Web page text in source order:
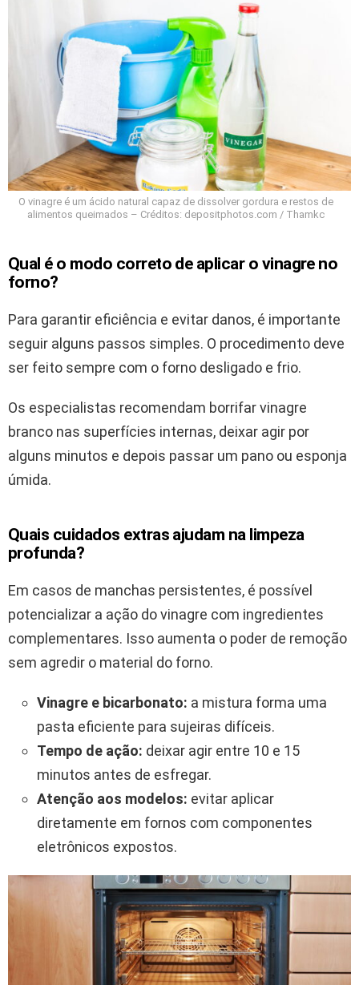
O vinagre é um ácido natural capaz de dissolver gordura e restos de
alimentos queimados – Créditos: depositphotos.com / Thamkc
Qual é o modo correto de aplicar o vinagre no
forno?
Para garantir eficiência e evitar danos, é importante
seguir alguns passos simples. O procedimento deve
ser feito sempre com o forno desligado e frio.
Os especialistas recomendam borrifar vinagre
branco nas superfícies internas, deixar agir por
alguns minutos e depois passar um pano ou esponja
úmida.
Quais cuidados extras ajudam na limpeza
profunda?
Em casos de manchas persistentes, é possível
potencializar a ação do vinagre com ingredientes
complementares. Isso aumenta o poder de remoção
sem agredir o material do forno.
Vinagre e bicarbonato: a mistura forma uma
pasta eficiente para sujeiras difíceis.
Tempo de ação: deixar agir entre 10 e 15
minutos antes de esfregar.
Atenção aos modelos: evitar aplicar
diretamente em fornos com componentes
eletrônicos expostos.